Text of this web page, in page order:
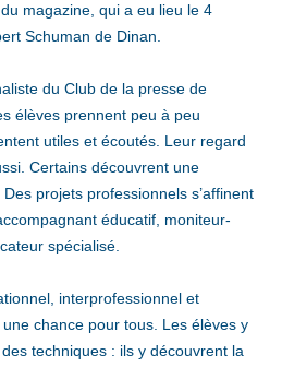
magazine, qui a eu lieu le 4
Schuman de Dinan.
du Club de la presse de
élèves prennent peu à peu
utiles et écoutés. Leur regard
Certains découvrent une
projets professionnels s’affinent
éducatif, moniteur-
spécialisé.
interprofessionnel et
chance pour tous. Les élèves y
techniques : ils y découvrent la